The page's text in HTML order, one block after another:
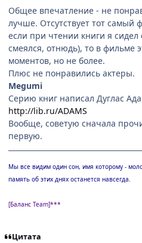
Общее впечатление - не
лучше. Отсутствует тот
если при чтении книги я
смеялся, отнюдь), то в фильме
моментов, но не более.
Плюс не понравились актеры.
Megumi
Серию книг написал Дуглас
http://lib.ru/ADAMS
Вообще, советую сначала
первую.
Мы все видим один сон, имя которому -
память об этих днях останется навсегда.
[Баланс Team]***
Цитата